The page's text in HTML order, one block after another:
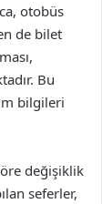
otobüs
de bilet
Bu
bilgileri
değişiklik
seferler,